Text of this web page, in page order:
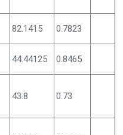
82.1415 0.7823
44.44125 0.8465
43.8 0.73